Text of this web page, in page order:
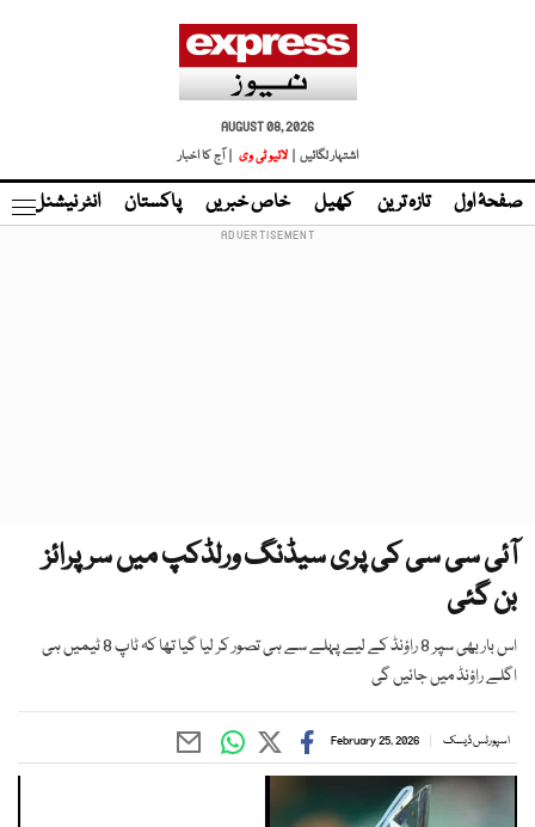
AUGUST 08, 2026
اشتہار لگائیں |
لائیو ٹی وی | آج کا اخبار
صفحۂ اول تازہ ترین کھیل خاص خبریں پاکستان انٹر نیشنل
آئی سی سی کی پری سیڈنگ ورلڈکپ میں سرپرائز
بن گئی
اس بار بھی سپر 8 راؤنڈ کے لیے پہلے سے ہی تصور کر لیا گیا تھا کہ ٹاپ 8 ٹیمیں ہی
اگلے راؤنڈ میں جائیں گی
اسپورٹس ڈیسک February 25, 2026